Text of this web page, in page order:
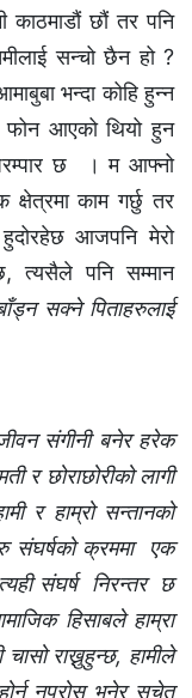
छौं तर पनि
सन्चो छैन हो ?
भन्दा कोहि हुन्न
फोन आएको थियो हुन
छ । म आफ्नो
काम गर्छु तर
हुदोरहेछ आजपनि मेरो
त्यसैले पनि सम्मान
सक्ने पिताहरुलाई
संगीनी बनेर हरेक
छोराछोरीको लागी
र हाम्रो सन्तानको
संघर्षको क्रममा एक
संघर्ष निरन्तर छ
हिसाबले हाम्रा
राख्नुहुन्छ, हामीले
नपरोस् भनेर सचेत